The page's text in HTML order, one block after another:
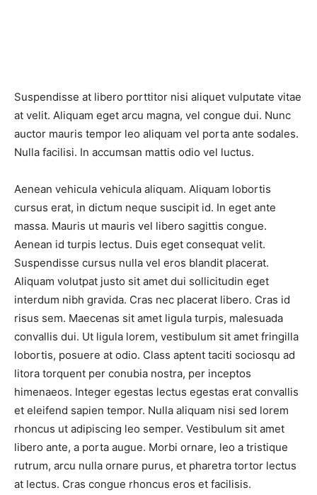
Suspendisse at libero porttitor nisi aliquet vulputate vitae
at velit. Aliquam eget arcu magna, vel congue dui. Nunc
auctor mauris tempor leo aliquam vel porta ante sodales.
Nulla facilisi. In accumsan mattis odio vel luctus.
Aenean vehicula vehicula aliquam. Aliquam lobortis
cursus erat, in dictum neque suscipit id. In eget ante
massa. Mauris ut mauris vel libero sagittis congue.
Aenean id turpis lectus. Duis eget consequat velit.
Suspendisse cursus nulla vel eros blandit placerat.
Aliquam volutpat justo sit amet dui sollicitudin eget
interdum nibh gravida. Cras nec placerat libero. Cras id
risus sem. Maecenas sit amet ligula turpis, malesuada
convallis dui. Ut ligula lorem, vestibulum sit amet fringilla
lobortis, posuere at odio. Class aptent taciti sociosqu ad
litora torquent per conubia nostra, per inceptos
himenaeos. Integer egestas lectus egestas erat convallis
et eleifend sapien tempor. Nulla aliquam nisi sed lorem
rhoncus ut adipiscing leo semper. Vestibulum sit amet
libero ante, a porta augue. Morbi ornare, leo a tristique
rutrum, arcu nulla ornare purus, et pharetra tortor lectus
at lectus. Cras congue rhoncus eros et facilisis.